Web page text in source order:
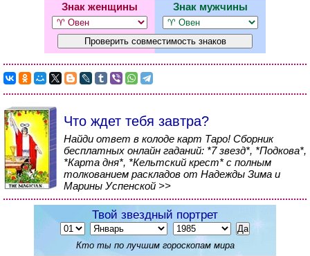
Знак женщины Знак мужчины
Что ждет тебя завтра?
Найди ответ в колоде карт Таро! Сборник
бесплатных онлайн гаданий: *7 звезд*, *Подкова*,
*Карта дня*, *Кельтский крест* с полным
толкованием раскладов от Надежды Зима и
Марины Успенской >>
Твой звездный портрет
Кто ты по лучшим гороскопам мира